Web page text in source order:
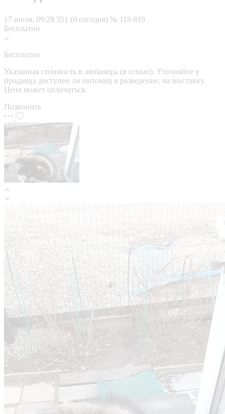
17 июля, 09:28 351 (0 сегодня) № 118 819
Бесплатно
Бесплатно
Указанная стоимость в любимцы (в семью). Уточняйте у
продавца доступен ли питомец в разведение, на выставку.
Цена может отличаться.
Позвонить